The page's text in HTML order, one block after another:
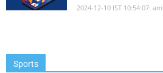
2024-12-10 IST 10:54:07: am
Sports